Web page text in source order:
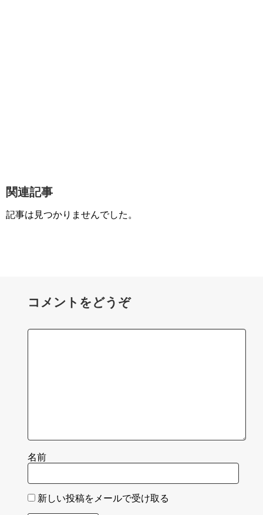
関連記事
記事は見つかりませんでした。
コメントをどうぞ
名前
新しい投稿をメールで受け取る